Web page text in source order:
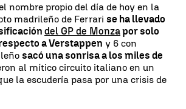
nombre propio del día de hoy en la
madrileño de Ferrari se ha llevado
del GP de Monzapor solo
a Verstappen y 6 con
sacó una sonrisa a los miles de
al mítico circuito italiano en un
la escudería pasa por una crisis de